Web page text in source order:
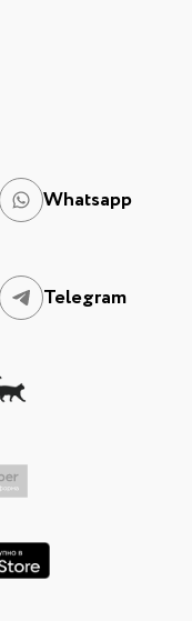
Whatsapp
Telegram